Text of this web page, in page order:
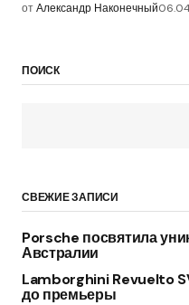
отАлександр Наконечный
ПОИСК
СВЕЖИЕ ЗАПИСИ
Porsche посвятила
Австралии
Lamborghini Revuelto
до премьеры